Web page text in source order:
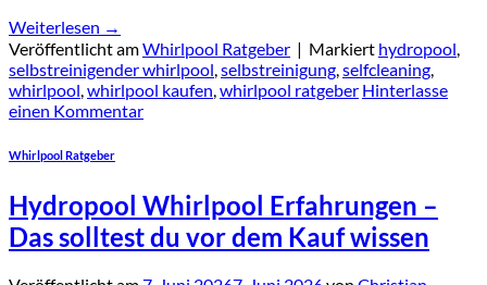
Weiterlesen →
Veröffentlicht amWhirlpool Ratgeber | Markiert hydropool
selbstreinigender whirlpool selbstreinigung selfcleaning
whirlpool whirlpool kaufen whirlpool ratgeber Hinterlasse
einen Kommentar
Whirlpool Ratgeber
Hydropool Whirlpool Erfahrungen –
Das solltest du vor dem Kauf wissen